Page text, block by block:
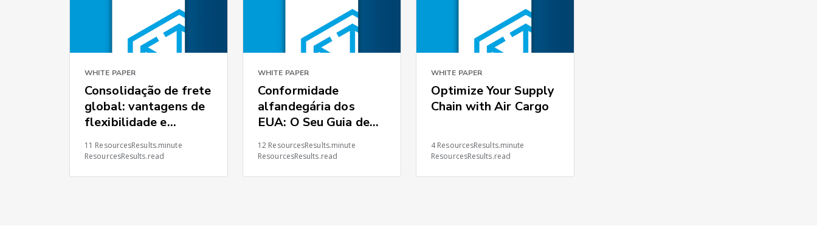
WHITE PAPER
Consolidação de frete
global: vantagens de
flexibilidade e
11 ResourcesResults.minute
ResourcesResults.read
WHITE PAPER
Conformidade
alfandegária dos
EUA: O Seu Guia de
Cuidados Razoáveis
12 ResourcesResults.minute
ResourcesResults.read
WHITE PAPER
Optimize Your Supply
Chain with Air Cargo
4 ResourcesResults.minute
ResourcesResults.read